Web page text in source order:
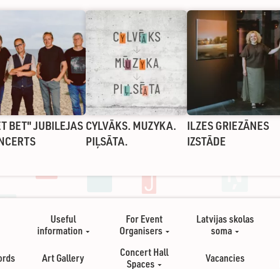
BET" JUBILEJASCYLVĀKS. MUZYKA.
PIĻSĀTA.
ILZES GRIEZĀNES
IZSTĀDE
Useful
information
For Event
Organisers
Latvijas skolas
soma
Art Gallery
Concert Hall
Spaces
Vacancies